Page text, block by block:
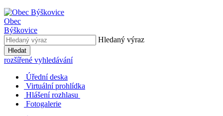
Obec
Býškovice
Hledaný výraz
Hledat
rozšířené vyhledávání
Úřední deska
Virtuální prohlídka
Hlášení rozhlasu
Fotogalerie